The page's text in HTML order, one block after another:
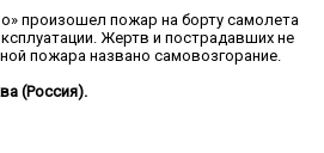
произошел пожар на борту самолета
Жертв и пострадавших не
пожара названо самовозгорание.
(Россия).